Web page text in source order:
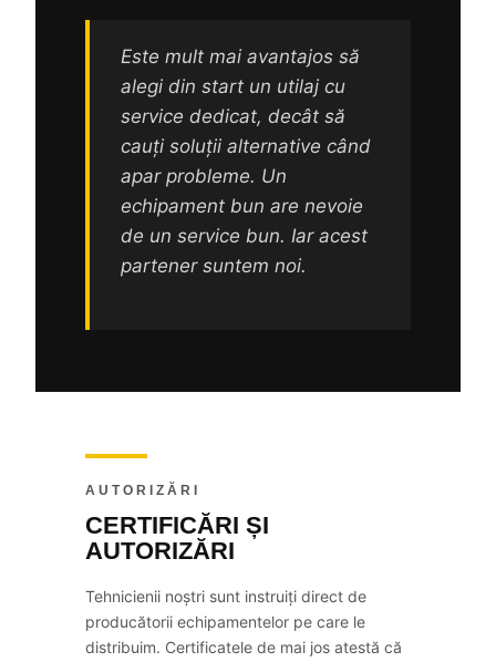
Este mult mai avantajos să
alegi din start un utilaj cu
service dedicat, decât să
cauți soluții alternative când
apar probleme. Un
echipament bun are nevoie
de un service bun. Iar acest
partener suntem noi.
AUTORIZĂRI
CERTIFICĂRI ȘI
AUTORIZĂRI
Tehnicienii noștri sunt instruiți direct de
producătorii echipamentelor pe care le
distribuim. Certificatele de mai jos atestă că